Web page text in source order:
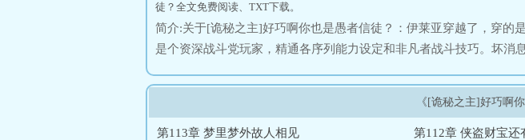
徒？全文免费阅读、TXT下载。
简介:关于[诡秘之主]好巧啊你也是愚者信徒？：伊莱亚穿越了，穿的
是个资深战斗党玩家，精通各序列能力设定和非凡者战斗技巧。坏消
的坏消息，伊莱亚一睁眼就发现自己穿到了邪教祭祀现场，成了没记
序列七的“狼人”。——那个头顶有外神、序列一被污染，整条途径没
途径更是全员人渣、除了战斗力很强之外没什么优点的异种途径。入
《[诡秘之主]好巧啊
第113章 梦里梦外故人相见 第112章 侠盗财宝还